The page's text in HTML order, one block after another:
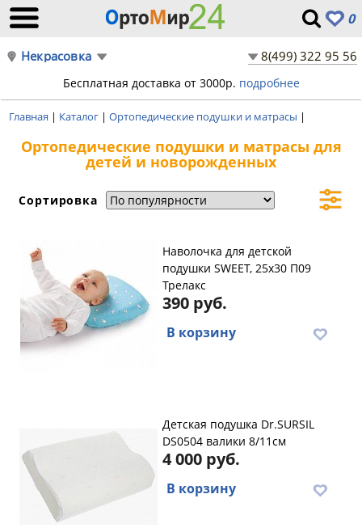
0
Некрасовка 8(499) 322 95 56
Бесплатная доставка от 3000р. подробнее
Главная | Каталог | Ортопедические подушки и матрасы |
Ортопедические подушки и матрасы для
детей и новорожденных
Сортировка
Наволочка для детской
подушки SWEET, 25х30 П09
Трелакс
390 руб.
В корзину
Детская подушка Dr.SURSIL
DS0504 валики 8/11см
4 000 руб.
В корзину